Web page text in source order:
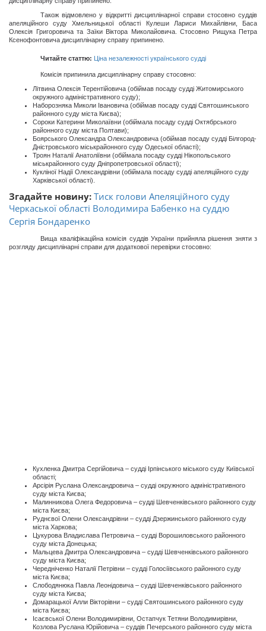
Також відмовлено у відкритті дисциплінарної справи стосовно суддів
апеляційного суду Хмельницької області Кулеши Лариси Михайлівни, Баса
Олексія Григоровича та Заїки Віктора Миколайовича. Стосовно Рищука Петра
Ксенофонтовича дисциплінарну справу припинено.
Читайте статтю: Ціна незалежності українського судді
Комісія припинила дисциплінарну справу стосовно:
Літвина Олексія Терентійовича (обіймав посаду судді Житомирського
окружного адміністративного суду);
Наборозняка Миколи Івановича (обіймав посаду судді Святошинського
районного суду міста Києва);
Сороки Катерини Миколаївни (обіймала посаду судді Октябрського
районного суду міста Полтави);
Боярського Олександра Олександровича (обіймав посаду судді Білгород-
Дністровського міськрайонного суду Одеської області);
Троян Наталії Анатоліївни (обіймала посаду судді Нікопольського
міськрайонного суду Дніпропетровської області);
Кукліної Надії Олександрівни (обіймала посаду судді апеляційного суду
Харківської області).
Згадайте новину: Тиск голови Апеляційного суду
Черкаської області Володимира Бабенко на суддю
Сергія Бондаренко
Вища кваліфікаційна комісія суддів України прийняла рішення зняти з
розгляду дисциплінарні справи для додаткової перевірки стосовно:
Кухленка Дмитра Сергійовича – судді Ірпінського міського суду Київської
області;
Арсірія Руслана Олександровича – судді окружного адміністративного
суду міста Києва;
Малинникова Олега Федоровича – судді Шевченківського районного суду
міста Києва;
Руднєвої Олени Олександрівни – судді Дзержинського районного суду
міста Харкова;
Цукурова Владислава Петровича – судді Ворошиловського районного
суду міста Донецька;
Мальцева Дмитра Олександровича – судді Шевченківського районного
суду міста Києва;
Чередніченко Наталії Петрівни – судді Голосіївського районного суду
міста Києва;
Слободянюка Павла Леонідовича – судді Шевченківського районного
суду міста Києва;
Домарацької Алли Вікторівни – судді Святошинського районного суду
міста Києва;
Ісаєвської Олени Володимирівни, Остапчук Тетяни Володимирівни,
Козлова Руслана Юрійовича – суддів Печерського районного суду міста